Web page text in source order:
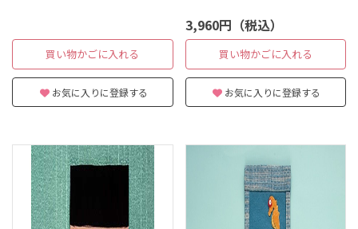
買い物かごに入れる
お気に入りに登録する
3,960円（税込）
買い物かごに入れる
お気に入りに登録する